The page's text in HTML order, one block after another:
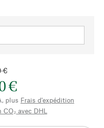
€
€
plus Frais d'expédition
avec DHL